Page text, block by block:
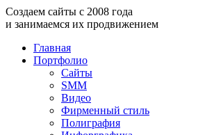
Создаем сайты с 2008 года
и занимаемся их продвижением
Главная
Портфолио
Сайты
SMM
Видео
Фирменный стиль
Полиграфия